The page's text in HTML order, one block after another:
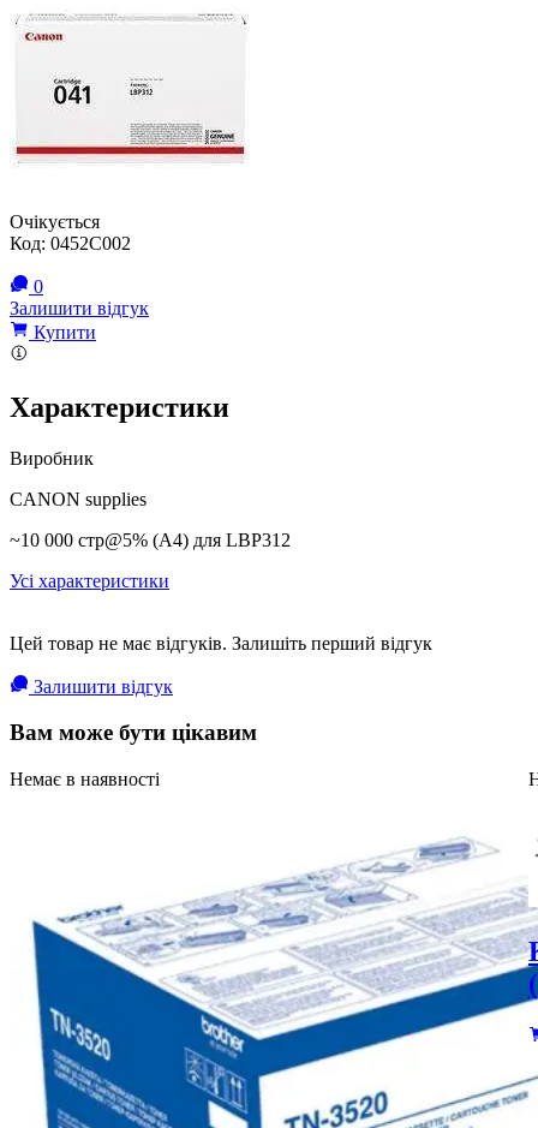
Очікується
Код: 0452C002
0
Залишити відгук
Купити
Характеристики
Виробник
CANON supplies
~10 000 стр@5% (A4) для LBP312
Усі характеристики
Цей товар не має відгуків. Залишіть перший відгук
Залишити відгук
Вам може бути цікавим
Немає в наявності